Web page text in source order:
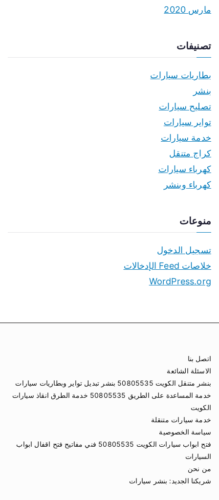
مارس 2020
تصنيفات
بطاريات سيارات
بنشر
تصليح سيارات
تواير سيارات
خدمة سيارات
كراج متنقل
كهرباء سيارات
كهرباء وبنشر
منوعات
تسجيل الدخول
خلاصات Feed الإدخالات
WordPress.org
اتصل بنا
الاسئلة الشائعة
بنشر متنقل الكويت 50805535 بنشر تبديل تواير وبطاريات سيارات
خدمة المساعدة على الطريق 50805535 خدمة الطرق انقاذ سيارات
الكويت
خدمة سيارات متنقلة
سياسة الخصوصية
فتح ابواب سيارات الكويت 50805535 فني مفاتيح فتح اقفال ابواب
السيارات
من نحن
شريكنا الجديد: بنشر سيارات